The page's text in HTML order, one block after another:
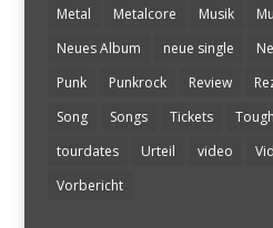
Metal
Metalcore Musik
Neues Album
neue single
Punk
Punkrock Review
Song
Songs Tickets
tourdates
Urteil video
Vorbericht